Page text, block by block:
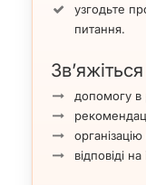
узгодьте
питання.
допомогу в
відповіді